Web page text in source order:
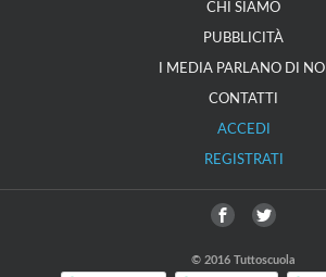
CHI SIAMO
PUBBLICITÀ
I MEDIA PARLANO DI NOI
CONTATTI
ACCEDI
REGISTRATI
© 2016 Tuttoscuola